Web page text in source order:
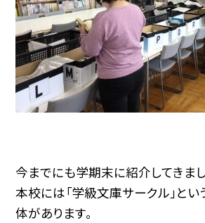
今までにも学期末に紹介してきまし
本校には「学級文庫サークル」とい
体があります。